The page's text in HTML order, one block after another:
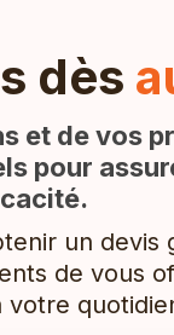
dès
et de vos
pour
un
de vous
votre